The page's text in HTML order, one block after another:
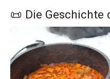
📜 Die Geschichte